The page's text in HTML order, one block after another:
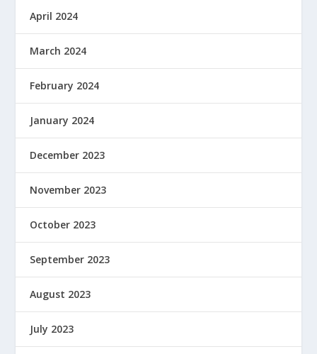
April 2024
March 2024
February 2024
January 2024
December 2023
November 2023
October 2023
September 2023
August 2023
July 2023